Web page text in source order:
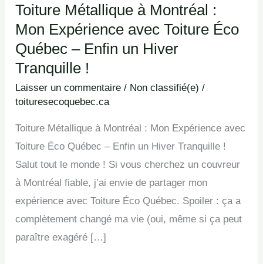
Toiture Métallique à Montréal :
Mon Expérience avec Toiture Éco
Québec – Enfin un Hiver
Tranquille !
Laisser un commentaire / Non classifié(e) /
toituresecoquebec.ca
Toiture Métallique à Montréal : Mon Expérience avec
Toiture Éco Québec – Enfin un Hiver Tranquille !
Salut tout le monde ! Si vous cherchez un couvreur
à Montréal fiable, j’ai envie de partager mon
expérience avec Toiture Éco Québec. Spoiler : ça a
complètement changé ma vie (oui, même si ça peut
paraître exagéré […]
Hiver
Tranquille
!